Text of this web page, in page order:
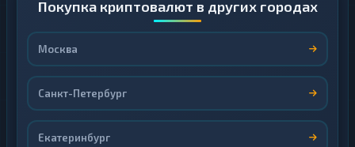
Покупка криптовалют в других городах
Москва
Санкт-Петербург
Екатеринбург